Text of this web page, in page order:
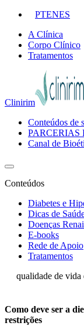
PTENES
A Clínica
Corpo Clínico
Tratamentos
Clinirim
Conteúdos de
PARCERIAS
Canal de
Conteúdos
Diabetes e
Dicas de
Doenças
E-books
Rede de Apoio
Tratamentos
qualidade de vida
Como deve ser a
restrições